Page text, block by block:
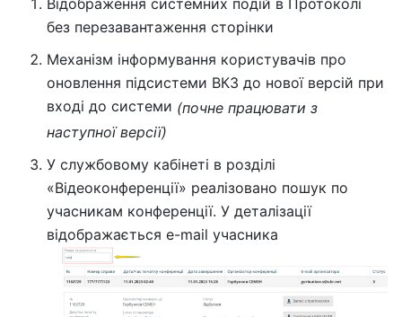
без перезавантаження сторінки
Механізм інформування користувачів про
оновлення підсистеми ВКЗ до нової версій при
вході до системи (почне працювати з
наступної версії)
У службовому кабінеті в розділі
«Відеоконференції» реалізовано пошук по
учасникам конференції. У деталізації
відображається e-mail учасника